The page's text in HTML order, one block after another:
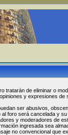
tratarán de eliminar o
y expresiones
ser abusivos,
foro será cancelada y
y moderadores de
ingresada sea
no convencional que